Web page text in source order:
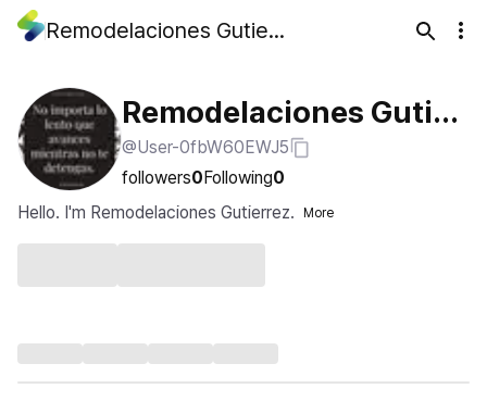
Remodelaciones Gutierrez
Remodelaciones Gutier
rez
@User-0fbW60EWJ5
followers0Following0
Hello. I'm Remodelaciones Gutierrez.
More